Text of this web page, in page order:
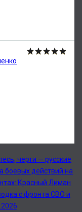
черти — русские
боевых действий на
Красный Лиман
с фронта СВО и